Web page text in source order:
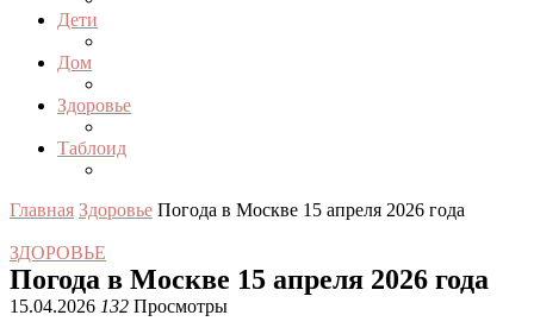
Дети
Дом
Здоровье
Таблоид
Главная Здоровье Погода в Москве 15 апреля 2026 года
ЗДОРОВЬЕ
Погода в Москве 15 апреля 2026 года
15.04.2026 132 Просмотры